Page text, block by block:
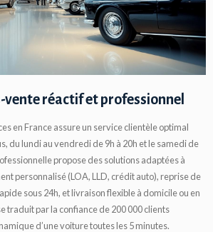
vente réactif et professionnel
en France assure un service clientèle optimal
du lundi au vendredi de 9h à 20h et le samedi de
propose des solutions adaptées à
personnalisé (LOA, LLD, crédit auto), reprise de
sous 24h, et livraison flexible à domicile ou en
traduit par la confiance de 200 000 clients
d’une voiture toutes les 5 minutes.